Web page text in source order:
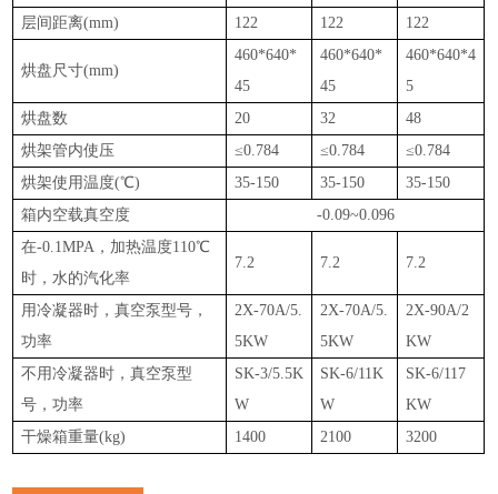
层间距离(mm)
122 122 122
烘盘尺寸(mm)
460*640*
45
460*640*
45
460*640*4
5
烘盘数
20 32
48
烘架管内使压
≤0.784 ≤0.784
≤0.784
烘架使用温度(℃)
35-150 35-150
35-150
箱内空载真空度
-0.09~0.096
在-0.1MPA，加热温度110℃
时，水的汽化率
7.2 7.2 7.2
用冷凝器时，真空泵型号，
功率
2X-70A/5.
5KW
2X-70A/5.
5KW
2X-90A/2
KW
不用冷凝器时，真空泵型
号，功率
SK-3/5.5K
W
SK-6/11K
W
SK-6/117
KW
干燥箱重量(kg)
1400 2100 3200